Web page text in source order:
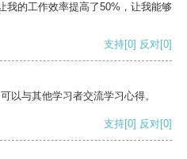
我的工作效率提高了50%，让我能够
支持[0] 反对[0]
以与其他学习者交流学习心得。
支持[0] 反对[0]